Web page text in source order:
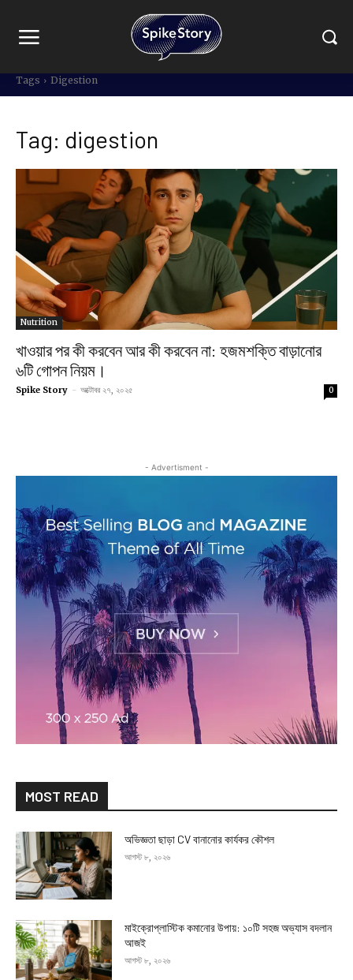
Tags Digestion
Tag: digestion
Nutrition
খাওয়ার পর কী করবেন আর কী করবেন না: হজমশক্তি বাড়ানোর
৬টি গোপন নিয়ম।
Spike Story - অক্টোবর ২৭, ২০২৫ 0
- Advertisment -
MOST READ
অভিজ্ঞতা ছাড়া CV বানানোর কার্যকর কৌশল
আগস্ট ৮, ২০২৬
মাইক্রোপ্লাস্টিক কমানোর উপায়: ১০টি সহজ অভ্যাস বদলান
আজই
আগস্ট ৮, ২০২৬